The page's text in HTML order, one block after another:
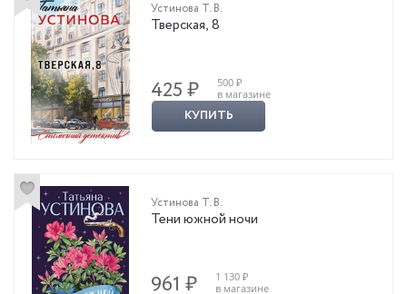
Устинова Т. В.
Тверская, 8
425 ₽
500 ₽
в магазине
КУПИТЬ
Устинова Т. В.
Тени южной ночи
961 ₽
1 130 ₽
в магазине